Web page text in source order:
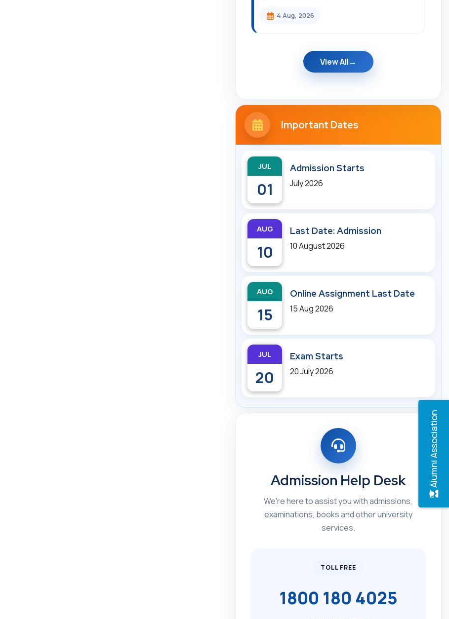
Alumni Association
4 Aug, 2026
View All
Important Dates
JUL
01
Admission Starts
July 2026
AUG
10
Last Date: Admission
10 August 2026
AUG
15
Online Assignment Last Date
15 Aug 2026
JUL
20
Exam Starts
20 July 2026
Admission Help Desk
We're here to assist you with admissions,
examinations, books and other university
services.
TOLL FREE
1800 180 4025